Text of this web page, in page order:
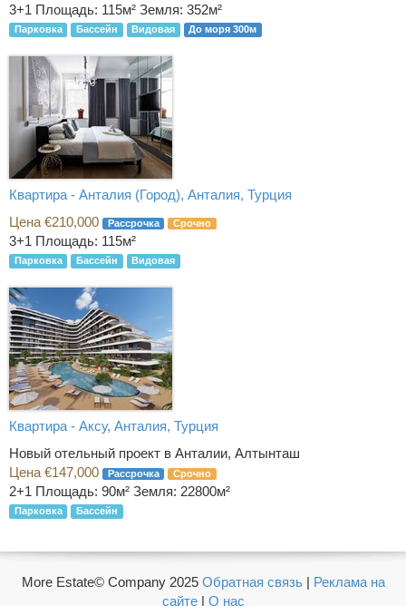
3+1 Площадь: 115м² Земля: 352м²
Парковка Бассейн Видовая До моря 300м
Квартира - Анталия (Город), Анталия, Турция
Цена €210,000
Рассрочка Срочно
3+1 Площадь: 115м²
Парковка Бассейн Видовая
Квартира - Аксу, Анталия, Турция
Новый отельный проект в Анталии, Алтынташ
Цена €147,000
Рассрочка Срочно
2+1 Площадь: 90м² Земля: 22800м²
Парковка Бассейн
More Estate© Company 2025 Обратная связь| Реклама на
сайте| О нас